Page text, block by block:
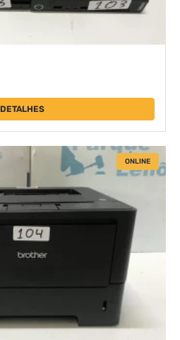
DETALHES
ONLINE